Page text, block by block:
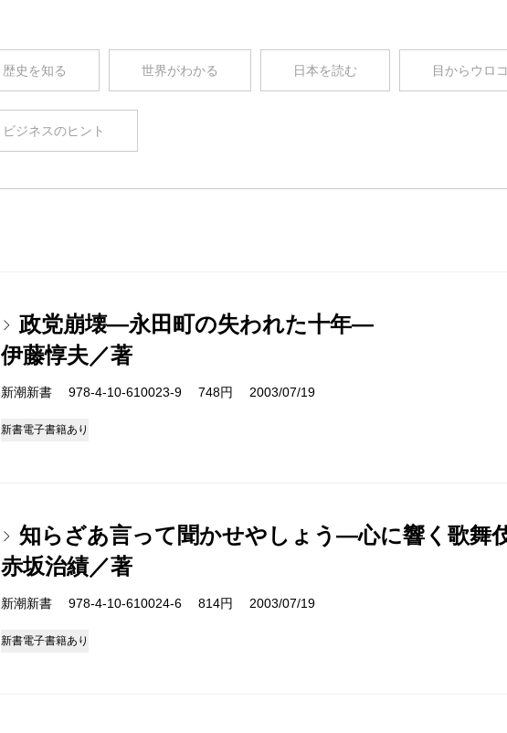
歴史を知る 世界がわかる 日本を読む 目からウロコ
ビジネスのヒント
政党崩壊―永田町の失われた十年―
伊藤惇夫／著
新潮新書 978-4-10-610023-9 748円 2003/07/19
新書電子書籍あり
知らざあ言って聞かせやしょう―心に響く歌舞
赤坂治績／著
新潮新書 978-4-10-610024-6 814円 2003/07/19
新書電子書籍あり